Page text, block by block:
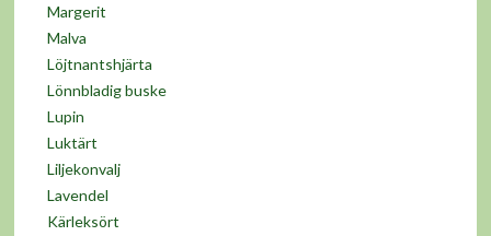
Margerit
Malva
Löjtnantshjärta
Lönnbladig buske
Lupin
Luktärt
Liljekonvalj
Lavendel
Kärleksört